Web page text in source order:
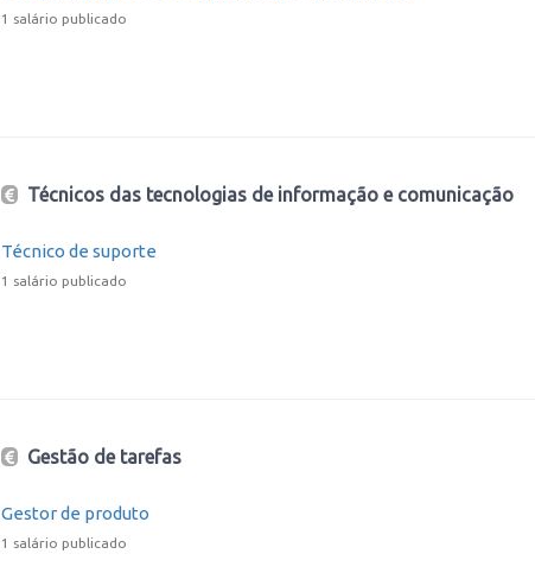
1 salário publicado
Técnicos das tecnologias de informação e comunicação
Técnico de suporte
1 salário publicado
Gestão de tarefas
Gestor de produto
1 salário publicado